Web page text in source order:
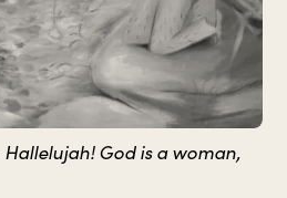
Hallelujah! God is a woman,